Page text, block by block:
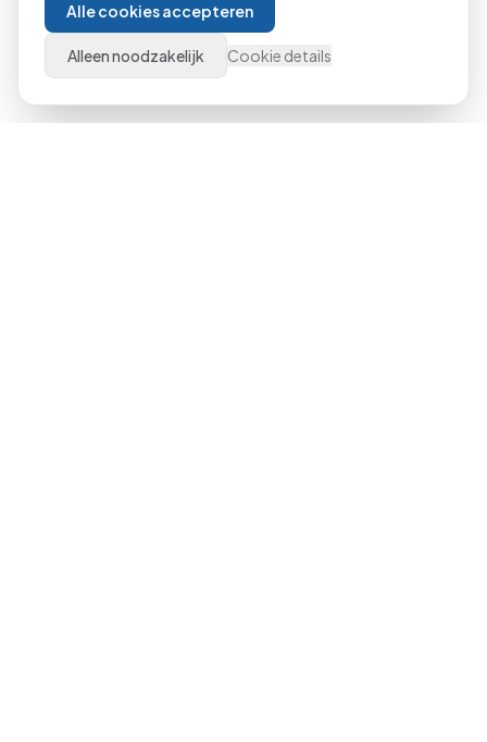
Alle cookies accepteren
Alleen noodzakelijk Cookie details